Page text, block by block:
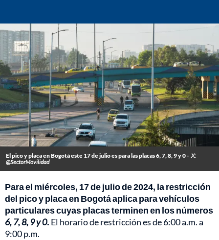
El pico y placa en Bogotá este 17 de julio es para las placas 6, 7, 8, 9 y 0 - X:
@SectorMovilidad
Para el miércoles, 17 de julio de 2024, la restricción
del pico y placa en Bogotá aplica para vehículos
particulares cuyas placas terminen en los números
6, 7, 8, 9 y 0. El horario de restricción es de 6:00 a.m. a
9:00 p.m.